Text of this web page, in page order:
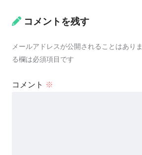
コメントを残す
メールアドレスが公開されることはありま
る欄は必須項目です
コメント ※